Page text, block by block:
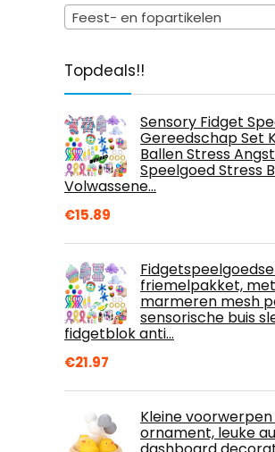
Feest- en fopartikelen
Topdeals!!
Sensory Fidget
Gereedschap Set
Ballen Stress
Speelgoed Stress
Volwassene…
€15.89
friemelpakket,
marmeren mesh
sensorische buis
fidgetblok anti…
€21.97
Kleine
ornament, leuke